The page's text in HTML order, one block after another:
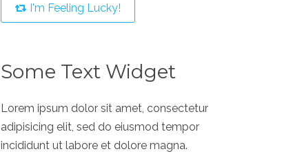
I'm Feeling Lucky!
Some Text Widget
Lorem ipsum dolor sit amet, consectetur
adipisicing elit, sed do eiusmod tempor
incididunt ut labore et dolore magna.